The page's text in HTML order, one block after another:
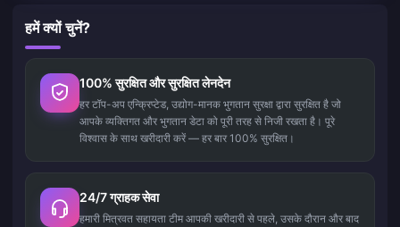
हमें क्यों चुनें?
100% सुरक्षित और सुरक्षित लेनदेन
हर टॉप-अप एन्क्रिप्टेड, उद्योग-मानक भुगतान सुरक्षा द्वारा सुरक्षित है जो
आपके व्यक्तिगत और भुगतान डेटा को पूरी तरह से निजी रखता है। पूरे
विश्वास के साथ खरीदारी करें — हर बार 100% सुरक्षित।
24/7 ग्राहक सेवा
हमारी मित्रवत सहायता टीम आपकी खरीदारी से पहले, उसके दौरान और बाद